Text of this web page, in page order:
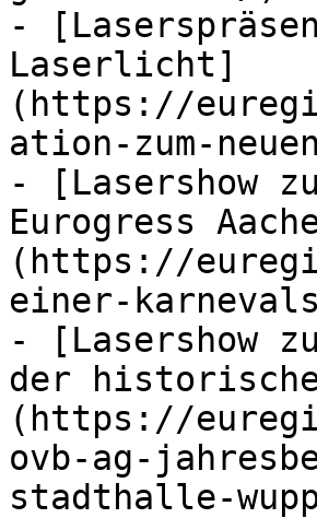
-
Laserlicht]
(https://
ation-zum-
- [Lasershow
Eurogress
(https://
einer-
- [Lasershow
der
(https://
ovb-ag-
stadthalle-